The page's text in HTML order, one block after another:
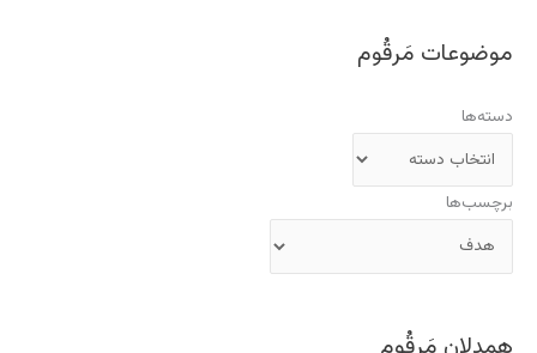
موضوعات مَرقُوم
دسته‌ها
برچسب‌ها